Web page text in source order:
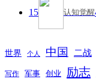
15 认知觉醒
世界 个人 中国 二战
写作 军事 创业 励志